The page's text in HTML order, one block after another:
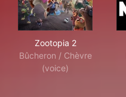
Zootopia 2
Bûcheron / Chèvre
(voice)